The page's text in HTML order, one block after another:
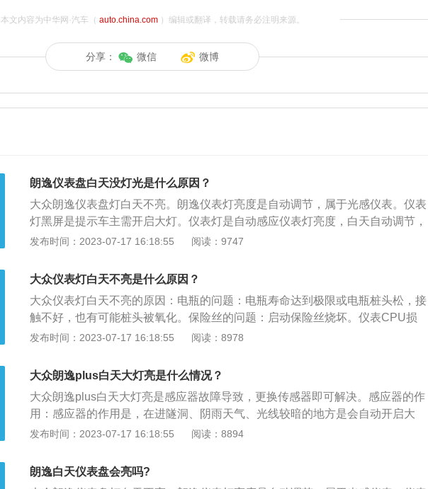
本文内容为中华网·汽车（ auto.china.com）编辑或翻译，转载请务必注明来源。
分享： 微信 微博
朗逸仪表盘白天没灯光是什么原因？
大众朗逸仪表盘灯白天不亮。朗逸仪表灯亮度是自动调节，属于光感仪表。仪表
灯黑屏是提示车主需开启大灯。仪表灯是自动感应仪表灯亮度，白天自动调节，
走隧道变暗，意思要开灯。具体介绍如下：指示灯：平时开车最常见的指示灯，
灯：具有警示功能，例如燃油指示灯、车门状态指示灯、安全带指示灯等。一般
警示灯在驾驶员进行相应动作后熄灭，例如安全带指示灯，当系上安全带后，安
全带指示灯会熄灭。故障指示灯：最重要的指示灯，例如发电机故障指示灯、变
速箱故障指示灯等。这些故障指示灯平时很少会点亮，或者在启动发动机时，会
点亮片刻后熄灭，假如故障指示灯常亮，并且伴有警告声，表明车辆已经出现故
发布时间：2023-07-17 16:18:55 阅读：9747
大众仪表灯白天不亮是什么原因？
大众仪表灯白天不亮的原因：电瓶的问题：电瓶寿命达到极限或电瓶桩头松，接
触不好，也有可能桩头被氧化。保险丝的问题：启动保险丝烧坏。仪表CPU损
坏：仪表盘是用于安装仪表及有关装置的刚性平板或结构件。仪表盘按型式分有
车指示灯、车门状态指示灯、仪表盘各指示灯、电瓶指示灯、燃油指示灯、清洗
液指示灯等。
发布时间：2023-07-17 16:18:55 阅读：8978
大众朗逸plus白天大灯亮是什么情况？
大众朗逸plus白天大灯亮是感应器故障导致，更换传感器即可解决。感应器的作
用：感应器的作用是，在进隧洞、阴雨天气、光线较暗的地方是会自动开启大
灯，想关闭大灯，扭到“off”位置即可。日间行车灯：日间行车灯在行驶时总是开
覆盖东西在上面，要不然白天也会开启大灯。光线明暗判断：自动大灯是根据光
线明暗度来判断，阴天也可能会开，如果不想费电那就关闭自动大灯。
发布时间：2023-07-17 16:18:55 阅读：8894
朗逸白天仪表盘会亮吗?